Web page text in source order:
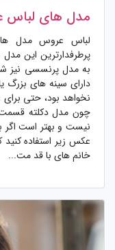
مدل های لباس
لباس عروس مدل
پرطرفدارترین این
به مدل پرنسسی نیز
دارای سینه های بزرگ
نخواهد بود، حتی
چون مدل دکلته قسمت
نیست و بهتر است اگر
عکس زیر استفاده کنید
خانم های با قد مت...